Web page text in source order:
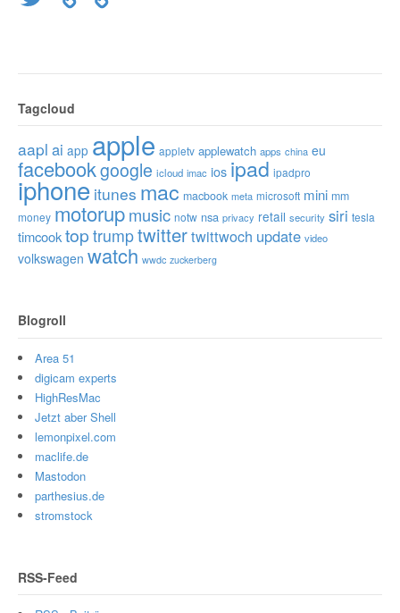
Tagcloud
aapl ai app apple appletv applewatch apps china eu
facebookgoogle icloud imac ios ipad ipadpro
iphone itunes mac macbook meta microsoft mini mm
money motorupmusic notw nsa privacy retail security siri tesla
timcooktop trumptwittertwittwoch update video
volkswagen watch wwdc zuckerberg
Blogroll
Area 51
digicam experts
HighResMac
Jetzt aber Shell
lemonpixel.com
maclife.de
Mastodon
parthesius.de
stromstock
RSS-Feed